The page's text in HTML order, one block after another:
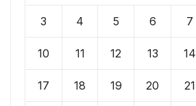
3 4 5 6 7
10 11 12 13 14
17 18 19 20 21